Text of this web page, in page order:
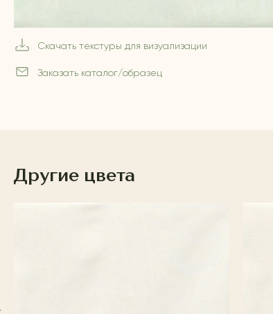
Скачать текстуры для визуализации
Заказать каталог/образец
Другие цвета